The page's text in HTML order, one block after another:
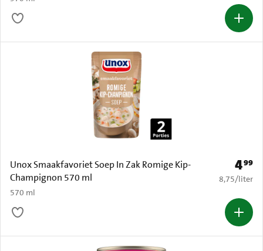
Unox Smaakfavoriet Soep In Zak Romige Kip-
Champignon 570 ml
570 ml
Prijs:
499
€ 8,75 per
8,75/liter